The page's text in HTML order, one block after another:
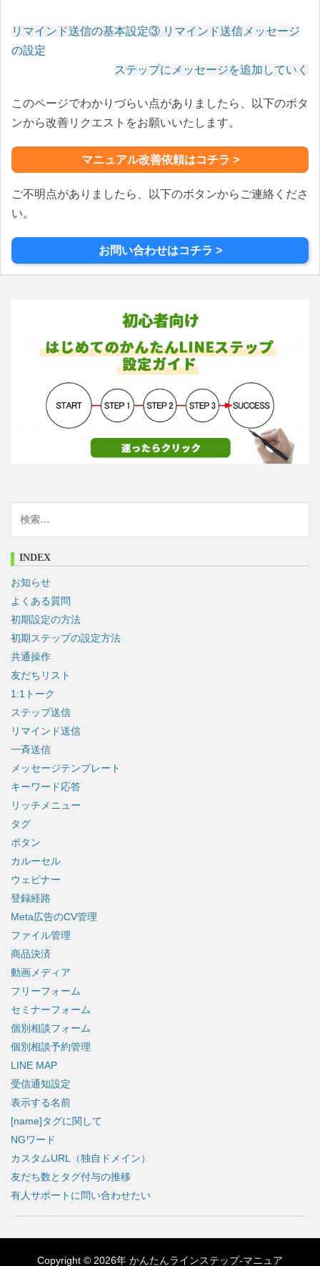
投
ビ
ゲ
ョ
ン
リマインド送信の基本設定③ リマインド送信メッセージ
の設定
ステップにメッセージを追加していく
このページでわかりづらい点がありましたら、以下のボタ
ンから改善リクエストをお願いいたします。
マニュアル改善依頼はコチラ >
ご不明点がありましたら、以下のボタンからご連絡くださ
い。
お問い合わせはコチラ >
検
:
INDEX
お知らせ
よくある質問
初期設定の方法
初期ステップの設定方法
共通操作
友だちリスト
1:1トーク
ステップ送信
リマインド送信
一斉送信
メッセージテンプレート
キーワード応答
リッチメニュー
タグ
ボタン
カルーセル
ウェビナー
登録経路
Meta広告のCV管理
ファイル管理
商品決済
動画メディア
フリーフォーム
セミナーフォーム
個別相談フォーム
個別相談予約管理
LINE MAP
受信通知設定
表示する名前
[name]タグに関して
NGワード
カスタムURL（独自ドメイン）
友だち数とタグ付与の推移
有人サポートに問い合わせたい
Copyright © 2026年 かんたんラインステップ-マニュア